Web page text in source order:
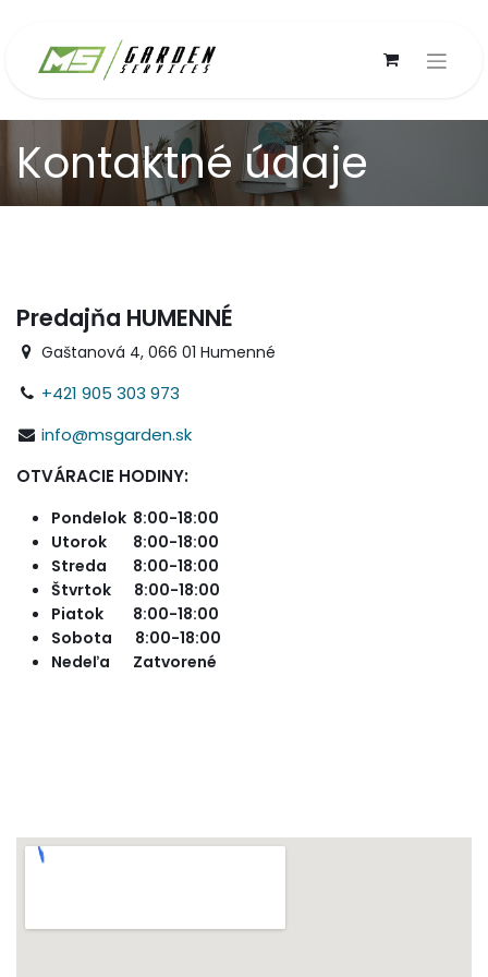
Kontaktné údaje
Predajňa HUMENNÉ
Gaštanová 4, 066 01 Humenné
+421 905 303 973
info@msgarden.sk
OTVÁRACIE HODINY:
Pondelok 8:00-18:00
Utorok 8:00-18:00
Streda 8:00-18:00
Štvrtok 8:00-18:00
Piatok 8:00-18:00
Sobota 8:00-18:00
Nedeľa Zatvorené